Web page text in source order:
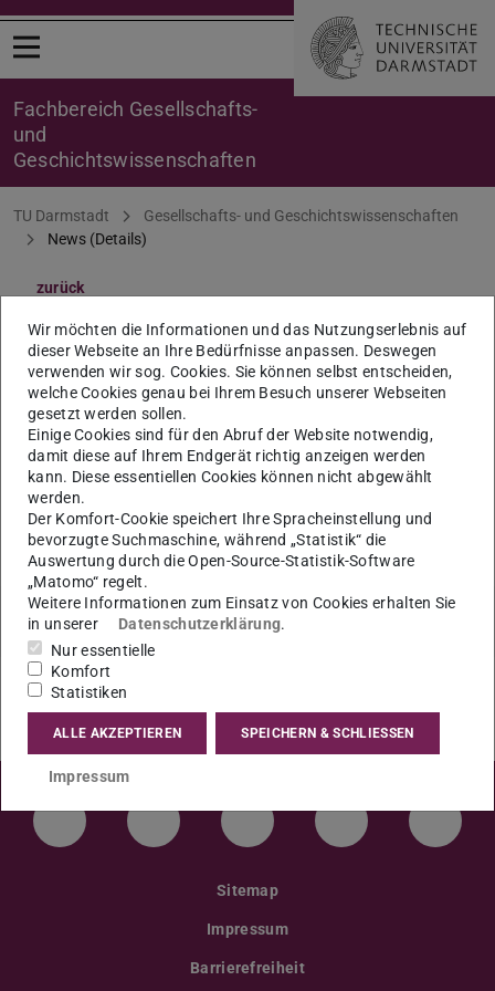
Menü öffnen
Fachbereich Gesellschafts-
und
Geschichtswissenschaften
Sie befinden sich hier:
TU Darmstadt
Gesellschafts- und Geschichtswissenschaften
News (Details)
zurück
Fachbereichsrat: Sitzung am
5. Dezember 2024
14:00 Uhr; Raum S3|12 13 (WHR, Schloss)
05.12.2024
Unterlagen müssen spätestens 14 Tage vorher
eingereicht werden.
LinkedIn-Seite der TU Darmstadt
Instagram-Kanal der TU
Bluesky-Kanal der TU
Facebook-
Sitemap
Impressum
Barrierefreiheit
Wir möchten die Informationen und das Nutzungserlebnis auf
dieser Webseite an Ihre Bedürfnisse anpassen. Deswegen
verwenden wir sog. Cookies. Sie können selbst entscheiden,
welche Cookies genau bei Ihrem Besuch unserer Webseiten
gesetzt werden sollen.
Einige Cookies sind für den Abruf der Website notwendig,
damit diese auf Ihrem Endgerät richtig anzeigen werden
kann. Diese essentiellen Cookies können nicht abgewählt
werden.
Der Komfort-Cookie speichert Ihre Spracheinstellung und
bevorzugte Suchmaschine, während „Statistik“ die
Auswertung durch die Open-Source-Statistik-Software
„Matomo“ regelt.
Weitere Informationen zum Einsatz von Cookies erhalten Sie
in unserer
Datenschutzerklärung.
Nur essentielle
Komfort
Statistiken
ALLE AKZEPTIEREN SPEICHERN & SCHLIESSEN
Impressum